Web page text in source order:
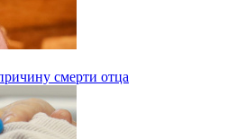
смерти отца